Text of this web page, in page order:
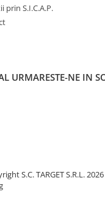
mana
ridicare
prin S.I.C.A.P.
URMARESTE-NE IN
S.C. TARGET S.R.L. 2026